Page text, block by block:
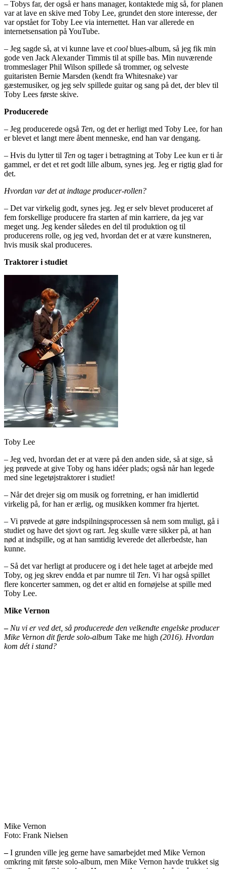
– Tobys far, der også er hans manager, kontaktede mig så, for planen
var at lave en skive med Toby Lee, grundet den store interesse, der
var opstået for Toby Lee via internettet. Han var allerede en
internetsensation på YouTube.
– Jeg sagde så, at vi kunne lave et cool blues-album, så jeg fik min
gode ven Jack Alexander Timmis til at spille bas. Min nuværende
trommeslager Phil Wilson spillede så trommer, og selveste
guitaristen Bernie Marsden (kendt fra Whitesnake) var
gæstemusiker, og jeg selv spillede guitar og sang på det, der blev til
Toby Lees første skive.
Producerede
– Jeg producerede også Ten, og det er herligt med Toby Lee, for han
er blevet et langt mere åbent menneske, end han var dengang.
– Hvis du lytter til Ten og tager i betragtning at Toby Lee kun er ti år
gammel, er det et ret godt lille album, synes jeg. Jeg er rigtig glad for
det.
Hvordan var det at indtage producer-rollen?
– Det var virkelig godt, synes jeg. Jeg er selv blevet produceret af
fem forskellige producere fra starten af min karriere, da jeg var
meget ung. Jeg kender således en del til produktion og til
producerens rolle, og jeg ved, hvordan det er at være kunstneren,
hvis musik skal produceres.
Traktorer i studiet
Toby Lee
– Jeg ved, hvordan det er at være på den anden side, så at sige, så
jeg prøvede at give Toby og hans idéer plads; også når han legede
med sine legetøjstraktorer i studiet!
– Når det drejer sig om musik og forretning, er han imidlertid
virkelig på, for han er ærlig, og musikken kommer fra hjertet.
– Vi prøvede at gøre indspilningsprocessen så nem som muligt, gå i
studiet og have det sjovt og rart. Jeg skulle være sikker på, at han
nød at indspille, og at han samtidig leverede det allerbedste, han
kunne.
– Så det var herligt at producere og i det hele taget at arbejde med
Toby, og jeg skrev endda et par numre til Ten. Vi har også spillet
flere koncerter sammen, og det er altid en fornøjelse at spille med
Toby Lee.
Mike Vernon
– Nu vi er ved det, så producerede den velkendte engelske producer
Mike Vernon dit fjerde solo-album Take me high (2016). Hvordan
kom dét i stand?
Mike Vernon
Foto: Frank Nielsen
–I grunden ville jeg gerne have samarbejdet med Mike Vernon
omkring mit første solo-album, men Mike Vernon havde trukket sig